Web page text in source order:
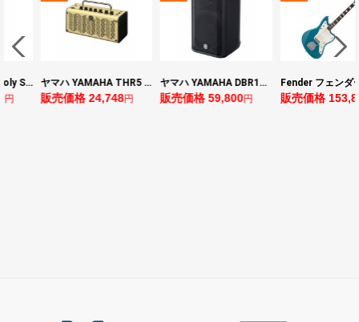
ヤマハ YAMAHA THR5 コンパクトギターアンプ 小型アンプ ヤマハ YAMAHA DBR10 パワードスピーカー
販売価格 59,800 販売価格 153,896 販売価格